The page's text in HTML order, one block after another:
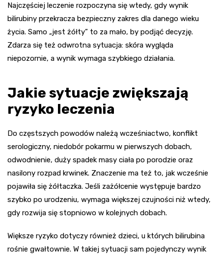
Najczęściej leczenie rozpoczyna się wtedy, gdy wynik
bilirubiny przekracza bezpieczny zakres dla danego wieku
życia. Samo „jest żółty” to za mało, by podjąć decyzję.
Zdarza się też odwrotna sytuacja: skóra wygląda
niepozornie, a wynik wymaga szybkiego działania.
Jakie sytuacje zwiększają
ryzyko leczenia
Do częstszych powodów należą wcześniactwo, konflikt
serologiczny, niedobór pokarmu w pierwszych dobach,
odwodnienie, duży spadek masy ciała po porodzie oraz
nasilony rozpad krwinek. Znaczenie ma też to, jak wcześnie
pojawiła się żółtaczka. Jeśli zażółcenie występuje bardzo
szybko po urodzeniu, wymaga większej czujności niż wtedy,
gdy rozwija się stopniowo w kolejnych dobach.
Większe ryzyko dotyczy również dzieci, u których bilirubina
rośnie gwałtownie. W takiej sytuacji sam pojedynczy wynik